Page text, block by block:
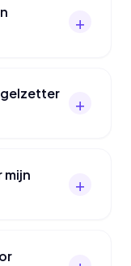
mijn